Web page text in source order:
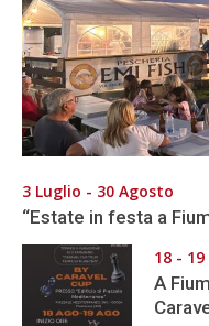
3 Luglio - 30 Agosto
“Estate in festa a
18 -
A